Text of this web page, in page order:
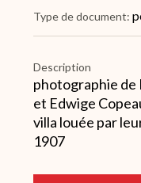
Type de document
Description
photographie de
et Edwige
villa louée par
1907